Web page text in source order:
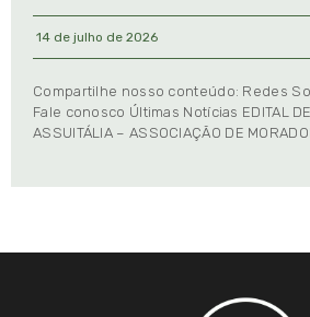
14 de julho de 2026
Compartilhe nosso conteúdo: Redes
Fale conosco Últimas Notícias EDITAL
ASSUITÁLIA – ASSOCIAÇÃO DE